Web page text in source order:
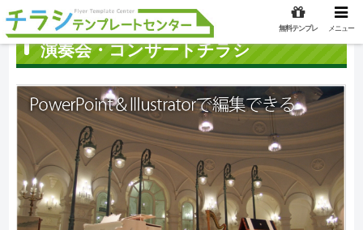
演奏会・コンサートチラシ
無料テンプレ メニュー